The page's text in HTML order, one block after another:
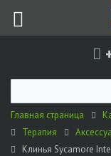
Главная страница
Терапия
Клинья Sycamore